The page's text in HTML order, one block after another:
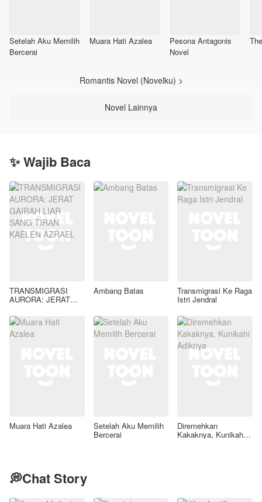
Setelah Aku Memilih
Bercerai
Muara Hati Azalea
Pesona Antagonis
Novel
Romantis Novel (Novelku) >
Novel Lainnya
✨ Wajib Baca
TRANSMIGRASI
AURORA: JERAT
TIRAN KAELEN
AZRAEL
Ambang Batas Transmigrasi Ke Raga
Istri Jendral
Muara Hati Azalea Setelah Aku Memilih
Bercerai
Diremehkan
Kakaknya, Kunikahi
💭Chat Story